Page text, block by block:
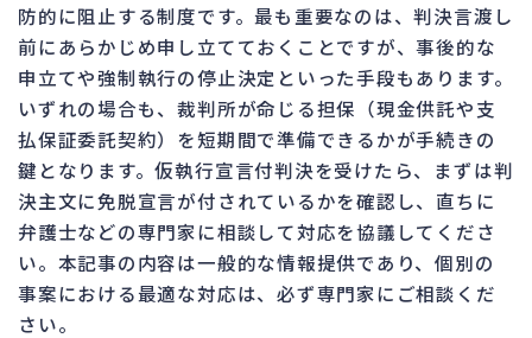
防的に阻止する制度です。最も重要なのは、判決言渡し
前にあらかじめ申し立てておくことですが、事後的な
申立てや強制執行の停止決定といった手段もあります。
いずれの場合も、裁判所が命じる担保（現金供託や支
払保証委託契約）を短期間で準備できるかが手続きの
鍵となります。仮執行宣言付判決を受けたら、まずは判
決主文に免脱宣言が付されているかを確認し、直ちに
弁護士などの専門家に相談して対応を協議してくださ
い。本記事の内容は一般的な情報提供であり、個別の
事案における最適な対応は、必ず専門家にご相談くだ
さい。